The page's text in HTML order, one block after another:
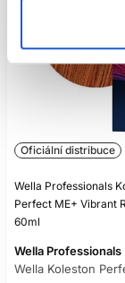
Oficiální distribuce
Wella Professionals
Perfect ME+ Vibrant
60ml
Wella Professionals
Wella Koleston